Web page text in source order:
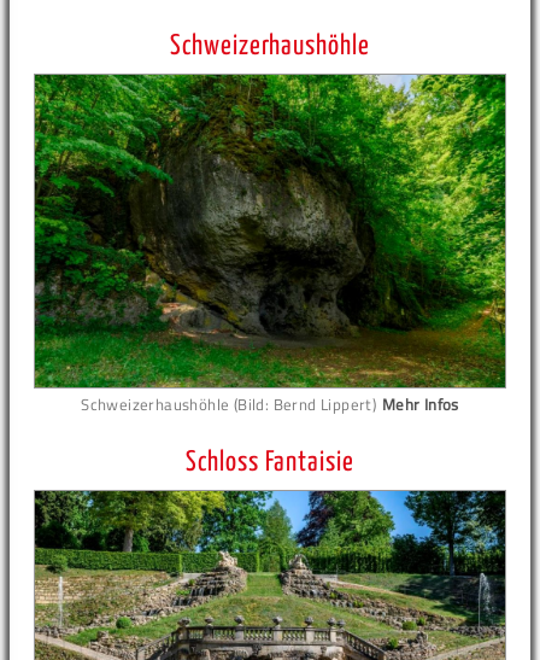
Schweizerhaushöhle
Schweizerhaushöhle (Bild: Bernd Lippert) Mehr Infos
Schloss Fantaisie